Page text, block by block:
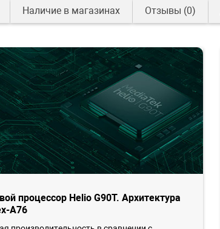
Наличие в магазинах Отзывы (0)
процессор Helio G90T. Архитектура
A76